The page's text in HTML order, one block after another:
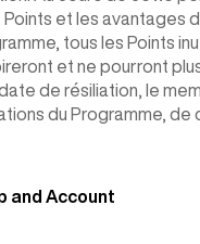
et les avantages
tous les Points
et ne pourront
de résiliation, le
du Programme, de
and Account